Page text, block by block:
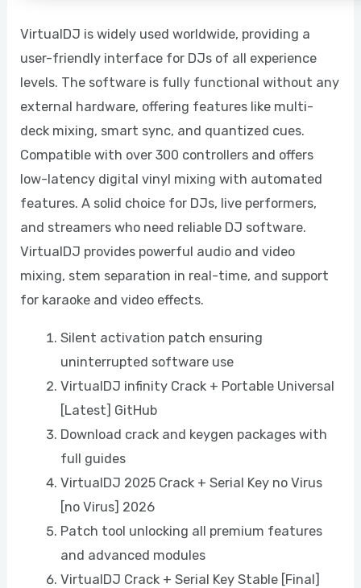
VirtualDJ is widely used worldwide, providing a
user-friendly interface for DJs of all experience
levels. The software is fully functional without any
external hardware, offering features like multi-
deck mixing, smart sync, and quantized cues.
Compatible with over 300 controllers and offers
low-latency digital vinyl mixing with automated
features. A solid choice for DJs, live performers,
and streamers who need reliable DJ software.
VirtualDJ provides powerful audio and video
mixing, stem separation in real-time, and support
for karaoke and video effects.
Silent activation patch ensuring
uninterrupted software use
VirtualDJ infinity Crack + Portable Universal
[Latest] GitHub
Download crack and keygen packages with
full guides
VirtualDJ 2025 Crack + Serial Key no Virus
[no Virus] 2026
Patch tool unlocking all premium features
and advanced modules
VirtualDJ Crack + Serial Key Stable [Final]